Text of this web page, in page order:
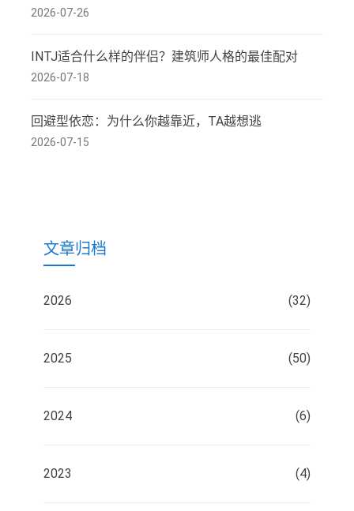
2026-07-26
INTJ适合什么样的伴侣？建筑师人格的最佳配对
2026-07-18
回避型依恋：为什么你越靠近，TA越想逃
2026-07-15
文章归档
2026 (32)
2025 (50)
2024 (6)
2023 (4)